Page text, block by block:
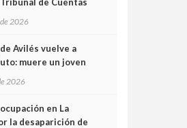
de los trenes que no
túneles
2026
Avilés vuelve a
muere un joven
2026
en La
la desaparición de